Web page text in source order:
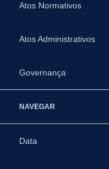
Atos Normativos
Atos Administrativos
Governança
NAVEGAR
Data